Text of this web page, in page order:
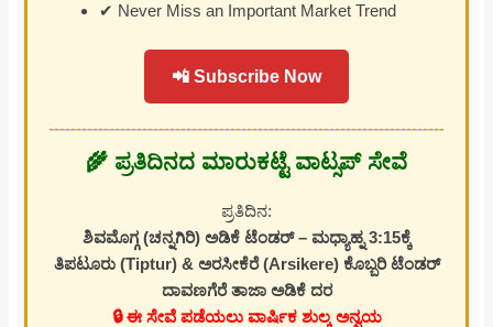
✔ Never Miss an Important Market Trend
📲 Subscribe Now
🌾 ಪ್ರತಿದಿನದ ಮಾರುಕಟ್ಟೆ ವಾಟ್ಸಪ್ ಸೇವೆ
ಪ್ರತಿದಿನ:
ಶಿವಮೊಗ್ಗ (ಚನ್ನಗಿರಿ) ಅಡಿಕೆ ಟೆಂಡರ್ – ಮಧ್ಯಾಹ್ನ 3:15ಕ್ಕೆ
ತಿಪಟೂರು (Tiptur) & ಅರಸೀಕೆರೆ (Arsikere) ಕೊಬ್ಬರಿ ಟೆಂಡರ್
ದಾವಣಗೆರೆ ತಾಜಾ ಅಡಿಕೆ ದರ
🔒 ಈ ಸೇವೆ ಪಡೆಯಲು ವಾರ್ಷಿಕ ಶುಲ್ಕ ಅನ್ವಯ